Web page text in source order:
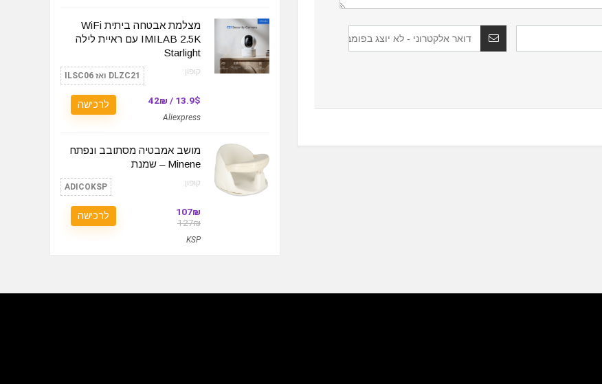
מצלמת אבטחה ביתית WiFi
IMILAB 2.5K עם ראיית לילה
Starlight
קופון: DLZC21 ואז ILSC06
13.9$ / 42₪
Aliexpress
לרכישה
מושב אמבטיה מסתובב ונפתח
Minene – שמנת
קופון: ADICOKSP
107₪
127₪
KSP
לרכישה